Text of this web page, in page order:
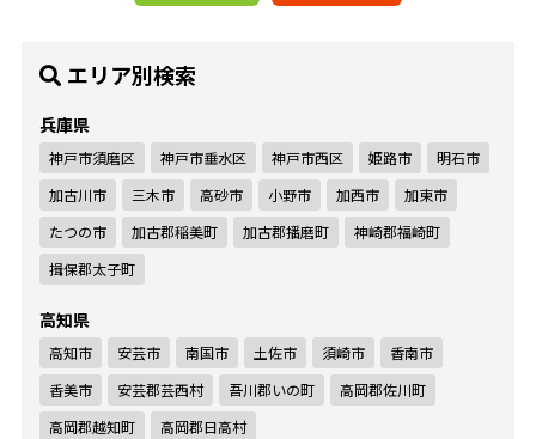
エリア別検索
兵庫県
神戸市須磨区 神戸市垂水区 神戸市西区 姫路市
明石市
加古川市
三木市 高砂市 小野市 加西市
加東市
たつの市
加古郡稲美町 加古郡播磨町
神崎郡福崎町
揖保郡太子町
高知県
高知市 安芸市 南国市 土佐市 須崎市
香南市
香美市
安芸郡芸西村 吾川郡いの町
高岡郡佐川町
高岡郡越知町
高岡郡日高村